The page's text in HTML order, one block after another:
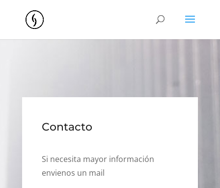
Contacto
Si necesita mayor información
envienos un mail